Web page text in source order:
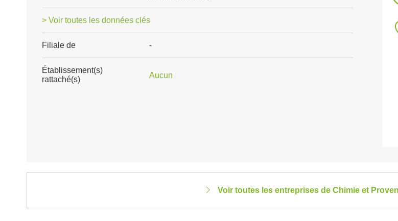
> Voir toutes les données clés
Filiale de -
Établissement(s)
rattaché(s)
Aucun
Voir toutes les entreprises de Chimie et